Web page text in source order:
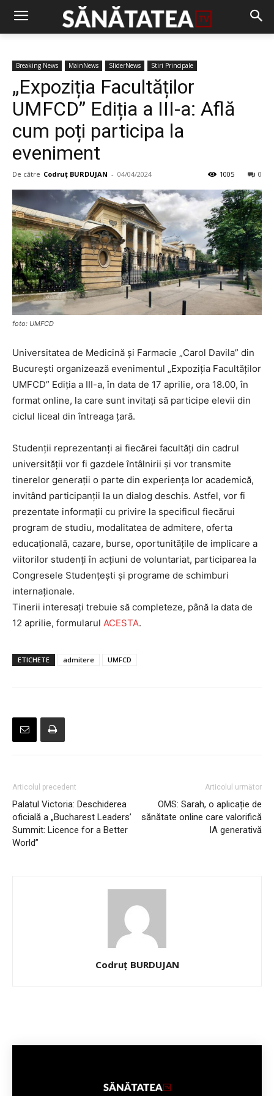
Breaking News MainNews SliderNews Stiri Principale
„Expoziția Facultăților
UMFCD” Ediția a III-a: Află
cum poți participa la
eveniment
De către Codruț BURDUJAN - 04/04/2024 0
1005
foto: UMFCD
Universitatea de Medicină și Farmacie „Carol Davila” din
București organizează evenimentul „Expoziția Facultăților
UMFCD” Ediția a III-a, în data de 17 aprilie, ora 18.00, în
format online, la care sunt invitați să participe elevii din
ciclul liceal din întreaga țară.
Studenții reprezentanți ai fiecărei facultăți din cadrul
universității vor fi gazdele întâlnirii și vor transmite
tinerelor generații o parte din experiența lor academică,
invitând participanții la un dialog deschis. Astfel, vor fi
prezentate informații cu privire la specificul fiecărui
program de studiu, modalitatea de admitere, oferta
educațională, cazare, burse, oportunitățile de implicare a
viitorilor studenți în acțiuni de voluntariat, participarea la
Congresele Studențești și programe de schimburi
internaționale.
Tinerii interesați trebuie să completeze, până la data de
12 aprilie, formularul ACESTA.
ETICHETE admitere UMFCD
Articolul precedent
Palatul Victoria: Deschiderea
oficială a „Bucharest Leaders’
Summit: Licence for a Better
World”
Articolul următor
OMS: Sarah, o aplicație de
sănătate online care valorifică
IA generativă
Codruț BURDUJAN